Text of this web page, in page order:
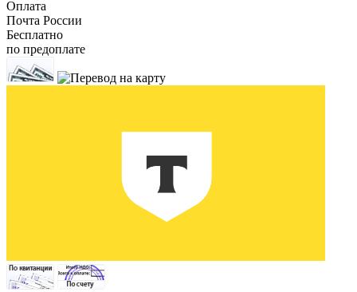
Оплата
Почта России
Бесплатно
по предоплате